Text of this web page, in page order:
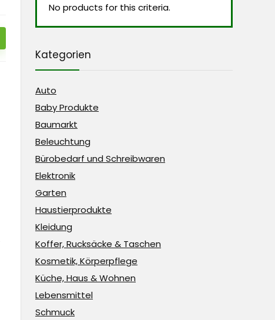
No products for this criteria.
Kategorien
Auto
Baby Produkte
Baumarkt
Beleuchtung
Bürobedarf und Schreibwaren
Elektronik
Garten
Haustierprodukte
Kleidung
Koffer, Rucksäcke & Taschen
Kosmetik, Körperpflege
Küche, Haus & Wohnen
Lebensmittel
Schmuck